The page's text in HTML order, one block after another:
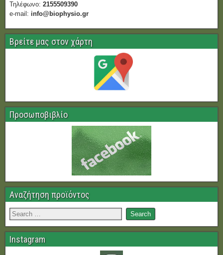
Τηλέφωνο: 2155509390
e-mail: info@biophysio.gr
Βρείτε μας στον χάρτη
Προσωποβιβλίο
Αναζήτηση προϊόντος
Instagram